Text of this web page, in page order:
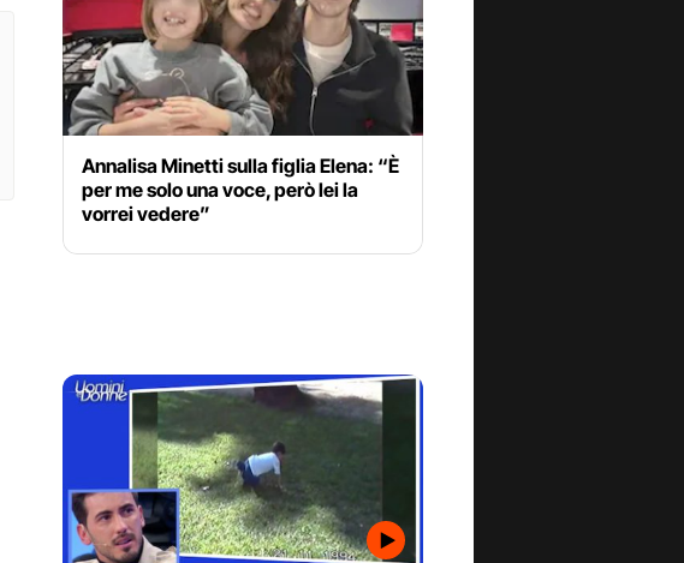
Annalisa Minetti sulla figlia Elena: “È
per me solo una voce, però lei la
vorrei vedere”